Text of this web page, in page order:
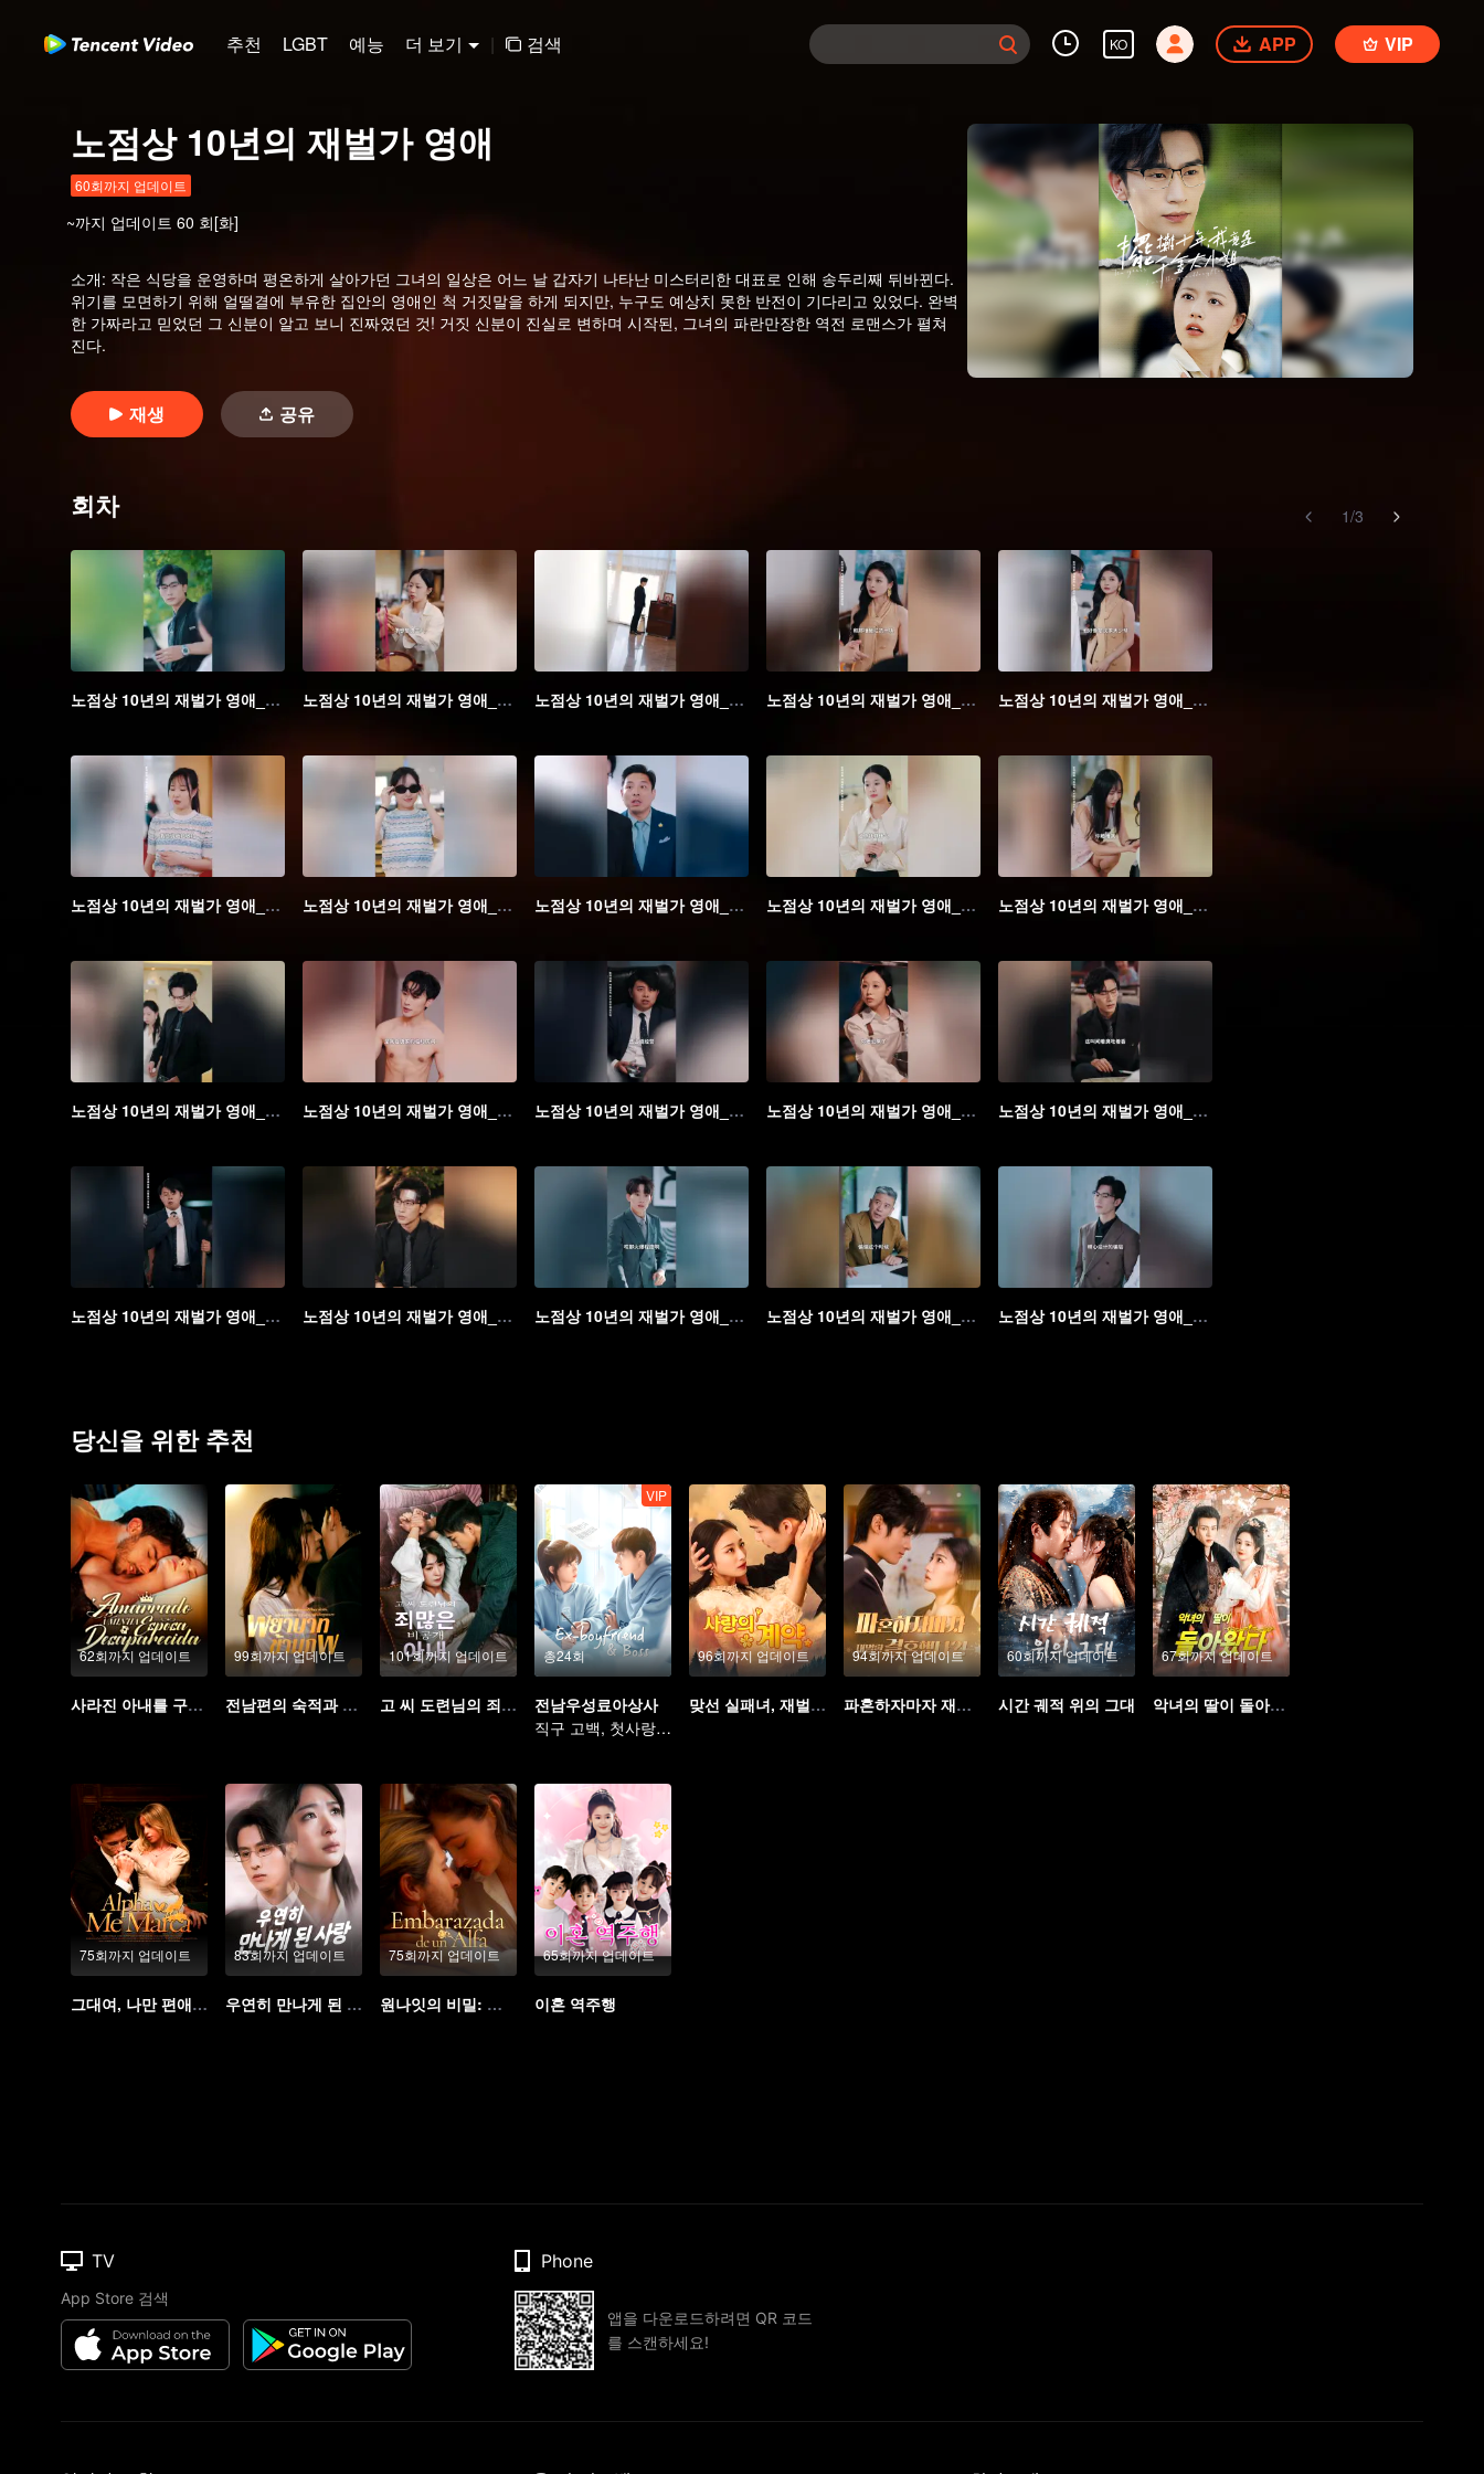
추천 LGBT 예능 더 보기 | 검색 KO APP VIP
노점상 10년의 재벌가 영애
60회까지 업데이트
~까지 업데이트 60 회[화]
소개: 작은 식당을 운영하며 평온하게 살아가던 그녀의 일상은 어느 날 갑자기 나타난 미스터리한 대표로 인해 송두리째 뒤바뀐다.
위기를 모면하기 위해 얼떨결에 부유한 집안의 영애인 척 거짓말을 하게 되지만, 누구도 예상치 못한 반전이 기다리고 있었다. 완벽
한 가짜라고 믿었던 그 신분이 알고 보니 진짜였던 것! 거짓 신분이 진실로 변하며 시작된, 그녀의 파란만장한 역전 로맨스가 펼쳐
진다.
재생 공유
회차 1/3
노점상 10년의 재벌가 영애_01회 노점상 10년의 재벌가 영애_02회 노점상 10년의 재벌가 영애_03회 노점상 10년의 재벌가 영애_04회 노점상 10년의 재벌가 영애_05회
노점상 10년의 재벌가 영애_06회 노점상 10년의 재벌가 영애_07회 노점상 10년의 재벌가 영애_08회 노점상 10년의 재벌가 영애_09회 노점상 10년의 재벌가 영애_10회
노점상 10년의 재벌가 영애_11회 노점상 10년의 재벌가 영애_12회 노점상 10년의 재벌가 영애_13회 노점상 10년의 재벌가 영애_14회 노점상 10년의 재벌가 영애_15회
노점상 10년의 재벌가 영애_16회 노점상 10년의 재벌가 영애_17회 노점상 10년의 재벌가 영애_18회 노점상 10년의 재벌가 영애_19회 노점상 10년의 재벌가 영애_20회
당신을 위한 추천
62회까지 업데이트
사라진 아내를 구속한다
99회까지 업데이트
전남편의 숙적과 결혼했다
101회까지 업데이트
고 씨 도련님의 죄많은 비공개 아내
총24회
VIP
전남우성료아상사
직구 고백, 첫사랑 도망가지 마
96회까지 업데이트
맞선 실패녀, 재벌 집 사모님이 됐네
94회까지 업데이트
파혼하자마자 재벌랑 결혼했다?!
60회까지 업데이트
시간 궤적 위의 그대
67회까지 업데이트
악녀의 딸이 돌아왔다
75회까지 업데이트
그대여, 나만 편애해 줘
83회까지 업데이트
우연히 만나게 된 사랑
75회까지 업데이트
원나잇의 비밀: 그의 아이를 가졌다
65회까지 업데이트
이혼 역주행
TV
App Store 검색
Phone
앱을 다운로드하려면 QR 코드
를 스캔하세요!